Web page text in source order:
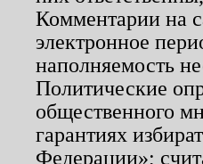
Комментарии на
электронное
наполняемость
Политические
общественного
гарантиях
Федерации»;